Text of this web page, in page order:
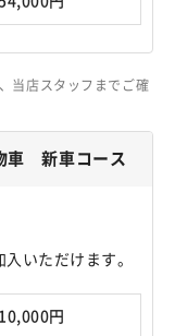
当店スタッフまでご確
車 新車コース
いただけます。
10,000円